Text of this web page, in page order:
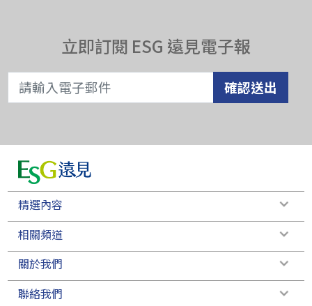
立即訂閱 ESG 遠見電子報
確認送出
精選內容
相關頻道
關於我們
聯絡我們